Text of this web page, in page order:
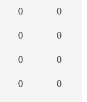
0 0
0 0
0 0
0 0